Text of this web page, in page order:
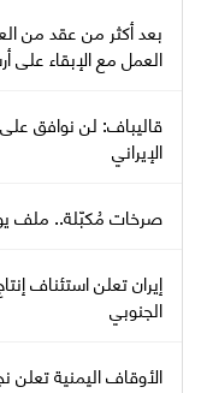
بعد أكثر من عقد من
العمل مع الإبقاء على
قاليباف: لن نوافق
الإيراني
صرخات مُكبّلة.. ملف
إيران تعلن استئناف
الجنوبي
الأوقاف اليمنية تعلن